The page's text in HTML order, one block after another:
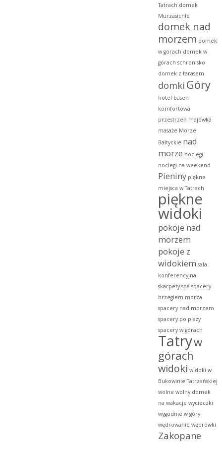
Tatrach domek
Murzasichle
domek nad
morzem domek
w górach domek w
górach schronisko
domek z tarasem
domki Góry
hotel basen
komfortowa
przestrzeń majówka
masaże Morze
Bałtyckie nad
morze noclegi
noclegi na weekend
Pieniny piękne
miejsca w Tatrach
piękne
widoki
pokoje nad
morzem
pokoje z
widokiem sala
konferencyjna
skarpety spa spacery
brzegiem morza
spacery nad morzem
spacery po plaży
spacery w górach
Tatryw
górach
widoki widoki w
Bukowinie Tatrzańskiej
wolne wolny domek
na wakacje wycieczki
wygodnie w góry
wędrowanie wędrówki
Zakopane